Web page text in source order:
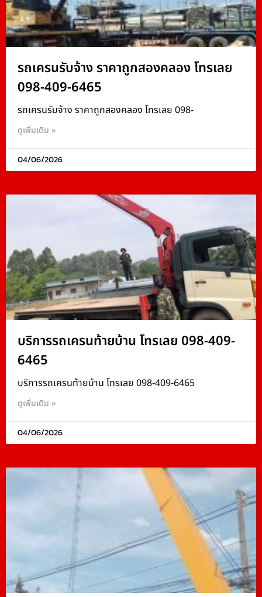
รถเครนรับจ้าง ราคาถูกสองคลอง โทรเลย
098-409-6465
รถเครนรับจ้าง ราคาถูกสองคลอง โทรเลย 098-
ดูเพิ่มเติม »
04/06/2026
บริการรถเครนท้ายบ้าน โทรเลย 098-409-
6465
บริการรถเครนท้ายบ้าน โทรเลย 098-409-6465
ดูเพิ่มเติม »
04/06/2026